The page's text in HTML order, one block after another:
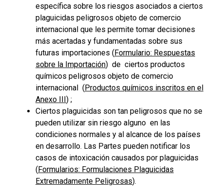
específica sobre los riesgos asociados a ciertos
plaguicidas peligrosos objeto de comercio
internacional que les permite tomar decisiones
más acertadas y fundamentadas sobre sus
futuras importaciones ( Formulario: Respuestas
sobre la Importación) de ciertos productos
químicos peligrosos objeto de comercio
internacional ( Productos químicos inscritos en el
Anexo III ) ;
Ciertos plaguicidas son tan peligrosos que no se
pueden utilizar sin riesgo alguno en las
condiciones normales y al alcance de los países
en desarrollo. Las Partes pueden notificar los
casos de intoxicación causados por plaguicidas
( Formularios: Formulaciones Plaguicidas
Extremadamente Peligrosas).